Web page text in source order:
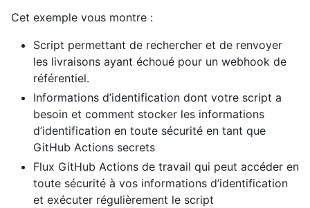
Cet exemple vous montre :
Script permettant de rechercher et de renvoyer
les livraisons ayant échoué pour un webhook de
référentiel.
Informations d’identification dont votre script a
besoin et comment stocker les informations
d’identification en toute sécurité en tant que
GitHub Actions secrets
Flux GitHub Actions de travail qui peut accéder en
toute sécurité à vos informations d’identification
et exécuter régulièrement le script